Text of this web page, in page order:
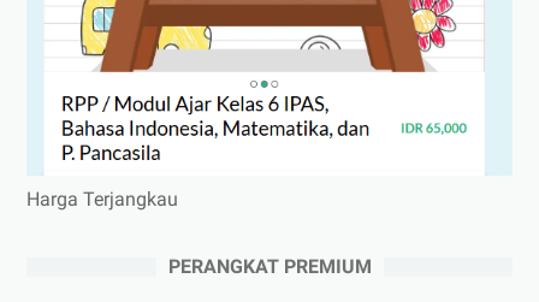
Harga Terjangkau
PERANGKAT PREMIUM